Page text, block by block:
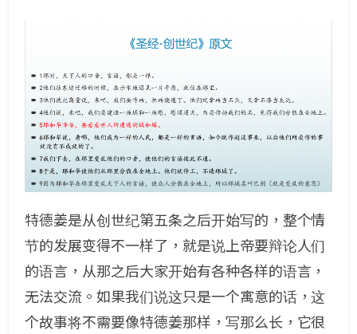
特德姜是从创世纪第五条之后开始写的，整个情
节的发展变得不一样了，就是说上帝要辩论人们
的语言，从那之后大家开始有各种各样的语言，
无法交流。如果我们说这只是一个寓意的话，这
个故事将不需要像特德姜那样，写那么长，它很